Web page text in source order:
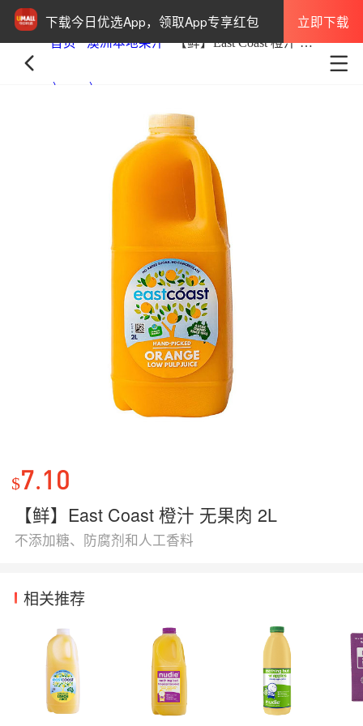
下载今日优选App，领取App专享红包 立即下载
首页 澳洲本地果汁 【鲜】East Coast 橙汁 无果肉 2L
$7.10
【鲜】East Coast 橙汁 无果肉 2L
不添加糖、防腐剂和人工香料
相关推荐